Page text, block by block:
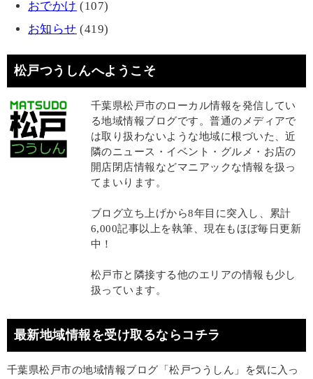
おでかけ (107)
お知らせ (419)
松戸つうしんへようこそ
千葉県松戸市のローカル情報を発信してい
る地域情報ブログです。普通のメディアで
は取り扱わないような地域に根づいた、近
隣のニュース・イベント・グルメ・お店の
開店閉店情報などマニアックな情報を扱っ
てまいります。
ブログ立ち上げから8年目に突入し、累計
6,000記事以上を執筆、現在もほぼ毎日更新
中！
松戸市と隣接する他のエリアの情報も少し
扱っています。
最新地域情報を受け取るならコチラ
千葉県松戸市の地域情報ブログ「松戸つうしん」を気に入っ